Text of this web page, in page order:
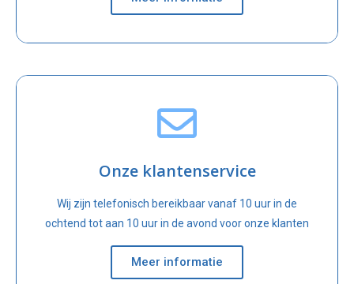
Onze klantenservice
Wij zijn telefonisch bereikbaar vanaf 10 uur in de
ochtend tot aan 10 uur in de avond voor onze klanten
Meer informatie